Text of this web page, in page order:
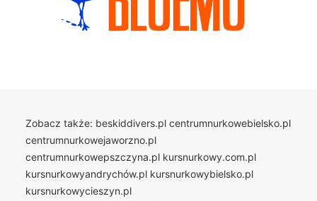
Zobacz także: beskiddivers.pl centrumnurkowebielsko.pl
centrumnurkowejaworzno.pl
centrumnurkowepszczyna.pl kursnurkowy.com.pl
kursnurkowyandrychów.pl kursnurkowybielsko.pl
kursnurkowycieszyn.pl